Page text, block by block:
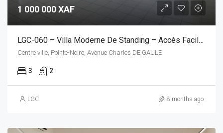
1 000 000 XAF
LGC-060 – Villa Moderne De Standing – Accès Facile Et Cadre Fonctionnel
Centre ville, Pointe-Noire, Avenue Charles DE GAULE
3 2
LGC 8 months ago